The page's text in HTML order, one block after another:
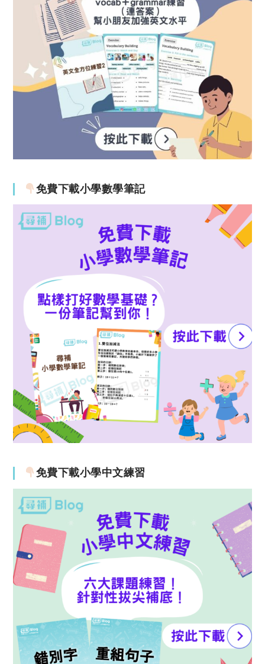
免費下載小學數學筆記
免費下載小學中文練習